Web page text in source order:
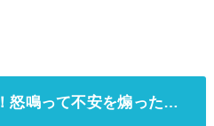
怒鳴って不安を煽った…